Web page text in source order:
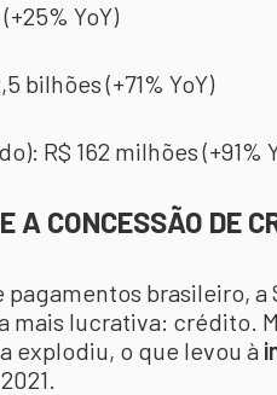
YoY)
bilhões (+71% YoY)
R$ 162 milhões (+91%
A CONCESSÃO DE
pagamentos brasileiro,
mais lucrativa: crédito.
explodiu, o que levou à